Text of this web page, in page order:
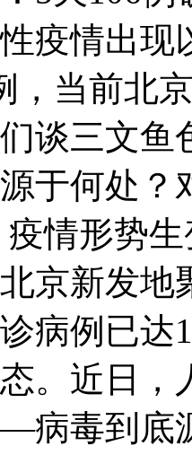
疫情出现
，当前北
谈三文鱼
何处？
情形势
京新发地
病例已达
。近日
病毒到底